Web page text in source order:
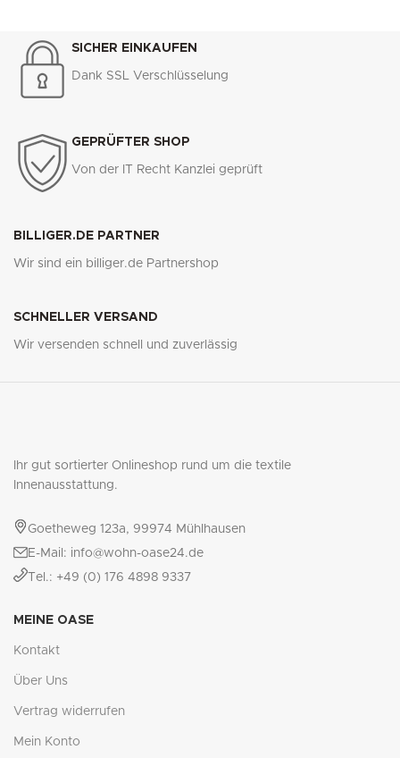
SICHER EINKAUFEN
Dank SSL Verschlüsselung
GEPRÜFTER SHOP
Von der IT Recht Kanzlei geprüft
BILLIGER.DE PARTNER
Wir sind ein billiger.de Partnershop
SCHNELLER VERSAND
Wir versenden schnell und zuverlässig
Ihr gut sortierter Onlineshop rund um die textile
Innenausstattung.
Goetheweg 123a, 99974 Mühlhausen
E-Mail: info@wohn-oase24.de
Tel.: +49 (0) 176 4898 9337
MEINE OASE
Kontakt
Über Uns
Vertrag widerrufen
Mein Konto